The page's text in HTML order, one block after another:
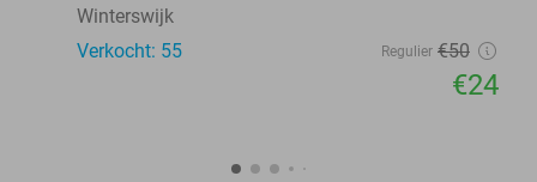
Winterswijk
Verkocht: 55
Regulier €50
€24